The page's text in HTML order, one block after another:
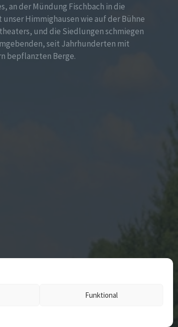
Funktional
an der Mündung Fischbach in die
unser Himmighausen wie auf der Bühne
und die Siedlungen schmiegen
seit Jahrhunderten mit
bepflanzten Berge.